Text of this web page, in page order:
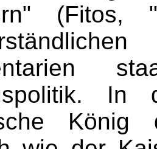
(Fitos,